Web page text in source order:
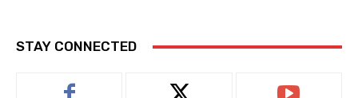
STAY CONNECTED